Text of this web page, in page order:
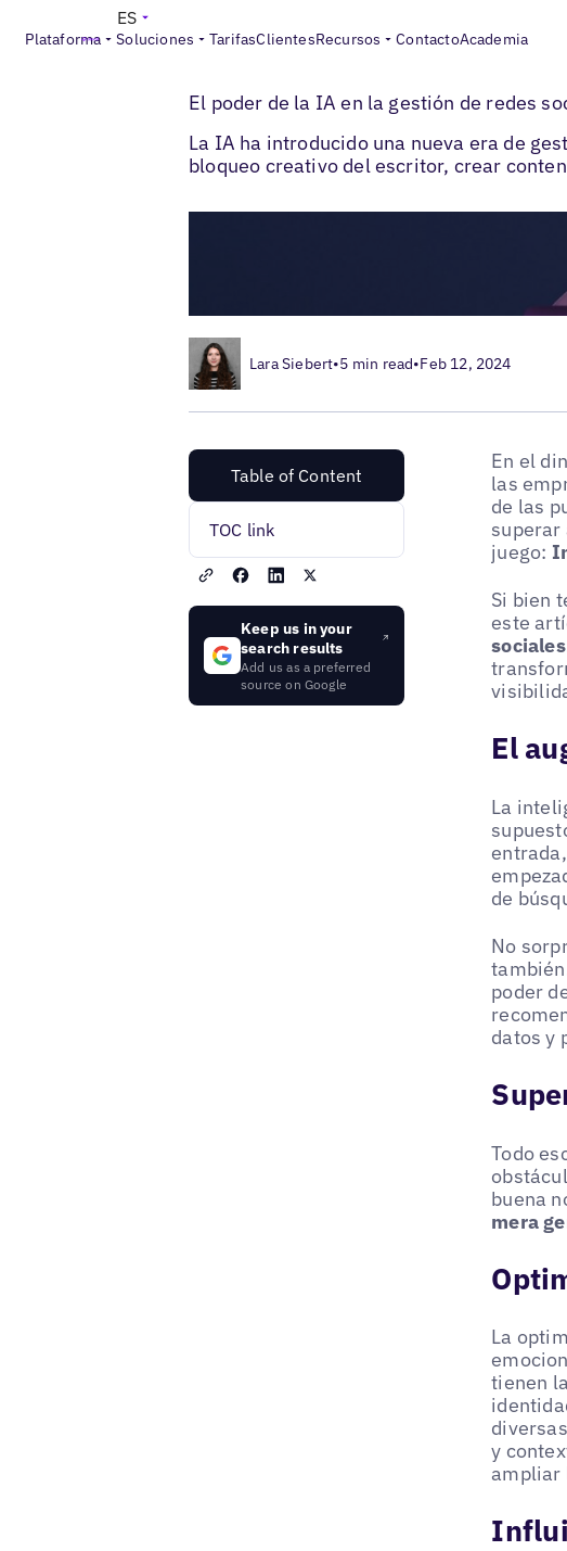
Plataforma Soluciones TarifasClientesRecursos ContactoAcademia
ES
Blogs > Redes sociales locales> El poder de la IA en
El poder de la IA en la gestión de redes
La IA ha introducido una nueva era de
bloqueo creativo del escritor, crear
Lara Siebert•5 min read•Feb 12, 2024
Table of Content
TOC link
Keep us in your
search results
Add us as a preferred
source on Google
En el
las
de las
superar
juego:
Si bien
este
sociales
El
La
de
No
poder
datos y
Todo
buena
mera
La
tienen
y
ampliar